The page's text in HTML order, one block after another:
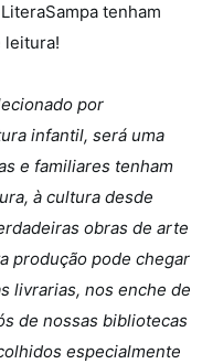
tenham
leitura!
por
infantil, será uma
e familiares tenham
à cultura desde
obras de arte
produção pode chegar
livrarias, nos enche de
de nossas bibliotecas
especialmente